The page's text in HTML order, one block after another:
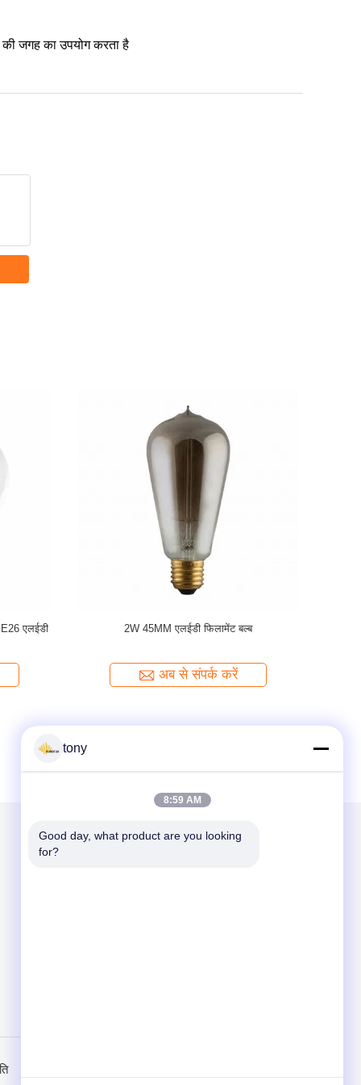
की जगह का उपयोग करता है
विंटेज
RoHS IP20 आवासीय 100LM / W 4000k G45
अब से संपर्क करें
हमें मेल करें
tony
8:59 AM
Good day, what product are you looking
for?